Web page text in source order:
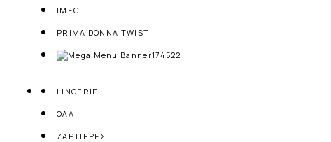
IMEC
PRIMA DONNA TWIST
LINGERIE
ΟΛΑ
ΖΑΡΤΙΕΡΕΣ